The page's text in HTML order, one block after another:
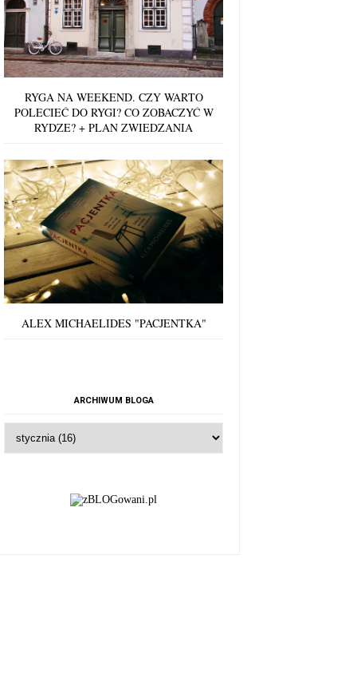
RYGA NA WEEKEND. CZY WARTO
POLECIEĆ DO RYGI? CO ZOBACZYĆ W
RYDZE? + PLAN ZWIEDZANIA
ALEX MICHAELIDES "PACJENTKA"
ARCHIWUM BLOGA